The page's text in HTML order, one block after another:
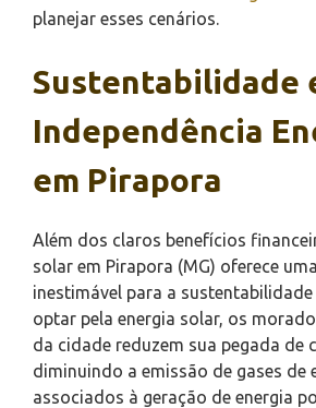
planejar esses cenários.
Sustentabilidade
Independência
em Pirapora
Além dos claros benefícios
solar em Pirapora (MG) oferece
inestimável para a
optar pela energia solar, os
da cidade reduzem sua pegada de
diminuindo a emissão de gases de
associados à geração de energia